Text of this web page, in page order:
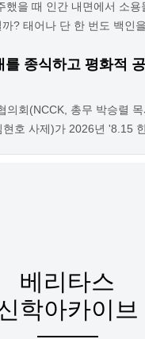
했을 때 인간 내면에서 소용
? 태어나 단 한 번도 백인을
를 종식하고 평화적
의회(NCCK, 총무 박승렬
호 사제)가 2026년 '8.15
베리타스
학아카이브